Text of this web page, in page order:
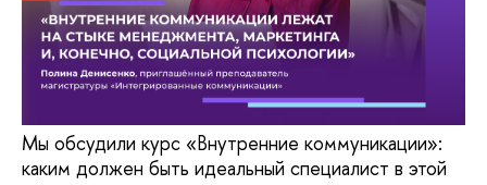
Мы обсудили курс «Внутренние коммуникации»:
каким должен быть идеальный специалист в этой